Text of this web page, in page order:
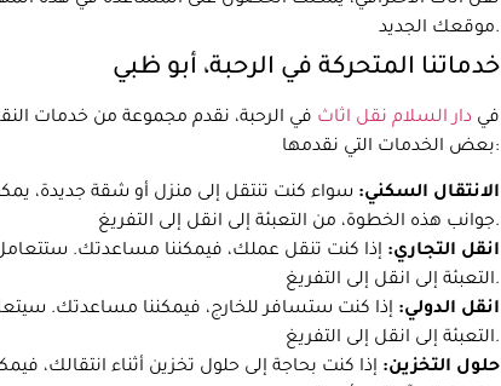
موقعك الجديد.
خدماتنا المتحركة في الرحبة، أبو ظبي
في دار السلام نقل اثاث في الرحبة، نقدم مجموعة من خدمات
بعض الخدمات التي نقدمها:
الانتقال السكني: سواء كنت تنتقل إلى منزل أو شقة جديدة،
جوانب هذه الخطوة، من التعبئة إلى انقل إلى التفريغ.
انقل التجاري: إذا كنت تنقل عملك، فيمكننا مساعدتك.
التعبئة إلى انقل إلى التفريغ.
انقل الدولي: إذا كنت ستسافر للخارج، فيمكننا مساعدتك.
التعبئة إلى انقل إلى التفريغ.
حلول التخزين: إذا كنت بحاجة إلى حلول تخزين أثناء انتقالك،